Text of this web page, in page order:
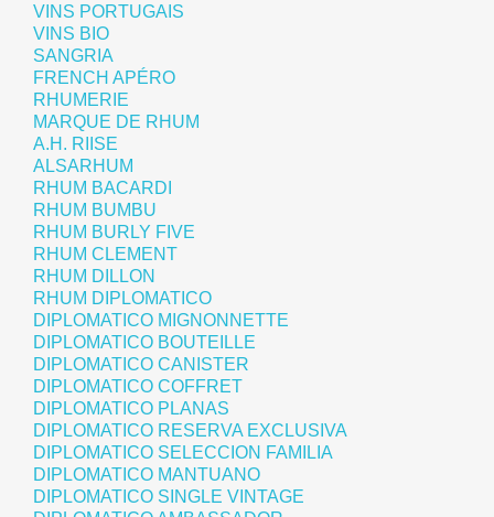
VINS PORTUGAIS
VINS BIO
SANGRIA
FRENCH APÉRO
RHUMERIE
MARQUE DE RHUM
A.H. RIISE
ALSARHUM
RHUM BACARDI
RHUM BUMBU
RHUM BURLY FIVE
RHUM CLEMENT
RHUM DILLON
RHUM DIPLOMATICO
DIPLOMATICO MIGNONNETTE
DIPLOMATICO BOUTEILLE
DIPLOMATICO CANISTER
DIPLOMATICO COFFRET
DIPLOMATICO PLANAS
DIPLOMATICO RESERVA EXCLUSIVA
DIPLOMATICO SELECCION FAMILIA
DIPLOMATICO MANTUANO
DIPLOMATICO SINGLE VINTAGE